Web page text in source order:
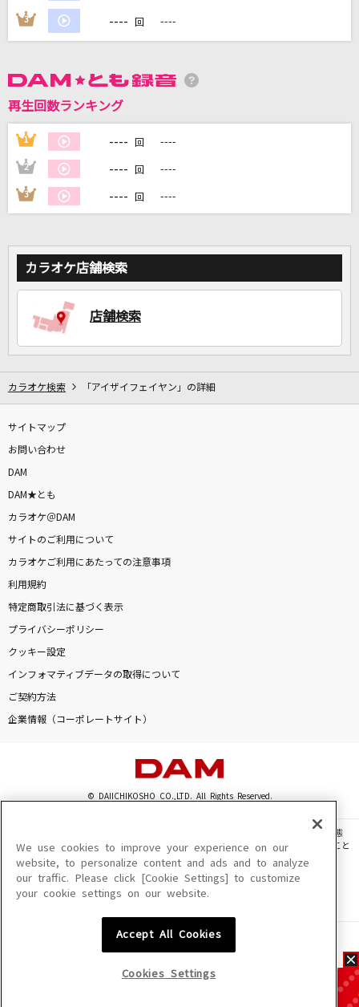
シンデレラボーイ
Saucy Dog
わたがし
back number
[プロオケ]カラカラ
結束バンド
もっと見る
DAMの新曲・ランキングなど
3 ---- 回 ----
再生回数ランキング
1 ---- 回 ----
2 ---- 回 ----
3 ---- 回 ----
カラオケ店舗検索
店舗検索
カラオケ検索 「アイザイフェイヤン」の詳細
サイトマップ
お問い合わせ
DAM
DAM★とも
カラオケ＠DAM
サイトのご利用について
カラオケご利用にあたっての注意事項
利用規約
特定商取引法に基づく表示
プライバシーポリシー
クッキー設定
インフォマティブデータの取得について
ご契約方法
企業情報（コーポレートサイト）
© DAIICHIKOSHO CO.,LTD. All Rights Reserved.
このサイトに掲載されている一切の文章・画像・写真・動画・音声等を、手段や形態
を問わず、著作権法の定める範囲を超えて無断で複製、転載、ファイル化などすること
を禁じます。
楽曲及びコンテンツは、機種によりご利用いただけない場合があります。
楽曲及びコンテンツの配信日、配信内容が変更になる場合があります。
We use cookies to improve your experience on our
website, to personalize content and ads and to analyze
our traffic. Please click [Cookie Settings] to customize
your cookie settings on our website.
Accept All Cookies
Cookies Settings